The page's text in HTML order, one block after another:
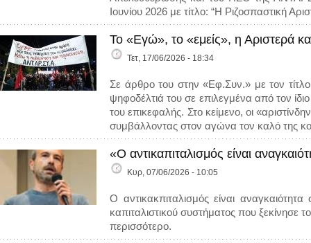
Ιουνίου 2026 με τίτλο: “Η Ριζοσπαστική
Το «Εγώ», το «εμείς», η Αριστερά
Τετ, 17/06/2026 - 18:34
Σε άρθρο του στην «Εφ.Συν.» με τον
ψηφοδέλτιά του σε επιλεγμένα από τον
του επικεφαλής. Στο κείμενο, οι
συμβάλλοντας στον αγώνα τον καλό της
«Ο αντικαπιταλισμός είναι
Κυρ, 07/06/2026 - 10:05
Ο αντικακπιταλισμός είναι
καπιταλιστικού συστήματος που ξεκίνησε
περισσότερο.